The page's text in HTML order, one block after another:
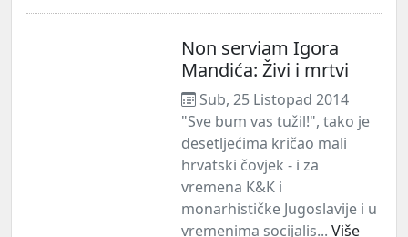
Non serviam Igora
Mandića: Živi i mrtvi
Sub, 25 Listopad 2014
"Sve bum vas tužil!", tako je
desetljećima kričao mali
hrvatski čovjek - i za
vremena K&K i
monarhističke Jugoslavije i u
vremenima socijalis... Više